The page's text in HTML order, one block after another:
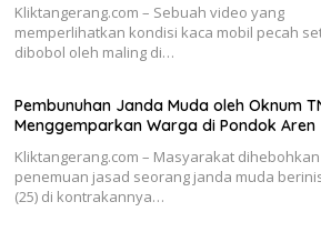
Kliktangerang.com – Sebuah video yang
memperlihatkan kondisi kaca mobil pecah
dibobol oleh maling di…
Pembunuhan Janda Muda oleh Oknum
Menggemparkan Warga di Pondok Aren
Kliktangerang.com – Masyarakat
penemuan jasad seorang janda muda
(25) di kontrakannya…